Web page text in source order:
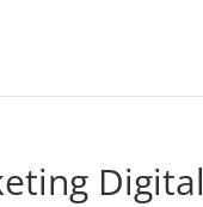
Digital